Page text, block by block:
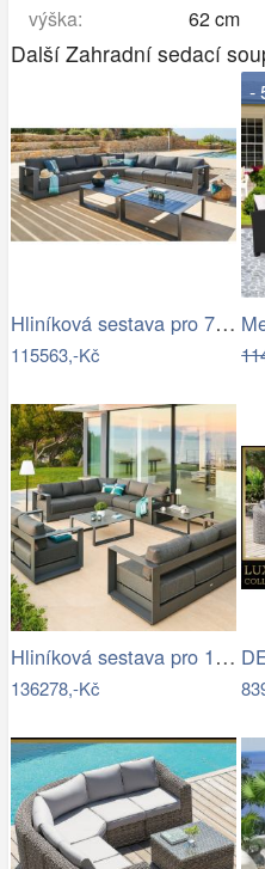
výška:
62 cm
Další Zahradní sedací
Hliníková sestava pro 7 osob MADRID …
115563,-Kč
-
Hliníková sestava pro 10 osob MADRID …
136278,-Kč